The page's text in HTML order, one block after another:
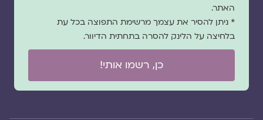
האתר.
* ניתן להסיר את עצמך מרשימת התפוצה בכל עת
בלחיצה על הלינק להסרה בתחתית הדיוור.
כן, רשמו אותי!